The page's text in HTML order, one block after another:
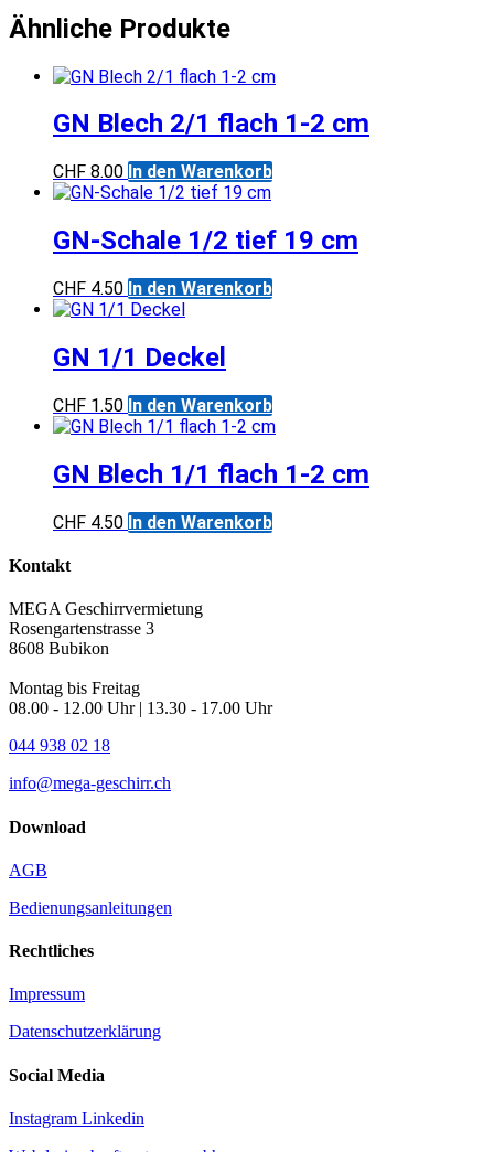
Ähnliche Produkte
GN Blech 2/1 flach 1-2 cm
CHF 8.00 In den Warenkorb
GN-Schale 1/2 tief 19 cm
CHF 4.50 In den Warenkorb
GN 1/1 Deckel
CHF 1.50 In den Warenkorb
GN Blech 1/1 flach 1-2 cm
CHF 4.50 In den Warenkorb
Kontakt
MEGA Geschirrvermietung
Rosengartenstrasse 3
8608 Bubikon
Montag bis Freitag
08.00 - 12.00 Uhr | 13.30 - 17.00 Uhr
044 938 02 18
info@mega-geschirr.ch
Download
AGB
Bedienungsanleitungen
Rechtliches
Impressum
Datenschutzerklärung
Social Media
Instagram Linkedin